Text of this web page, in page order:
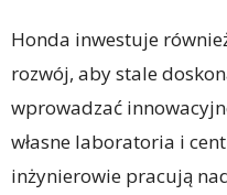
Honda inwestuje
rozwój, aby stale
wprowadzać
własne laboratoria i
inżynierowie pracują